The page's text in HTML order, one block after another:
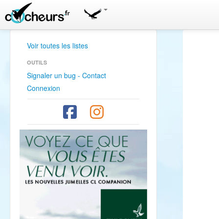
Voir toutes les listes
OUTILS
Signaler un bug - Contact
Connexion